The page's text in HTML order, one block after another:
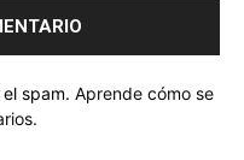
spam. Aprende cómo se